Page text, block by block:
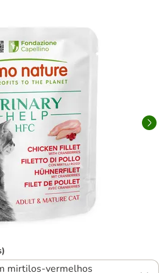
mirtilos-vermelhos